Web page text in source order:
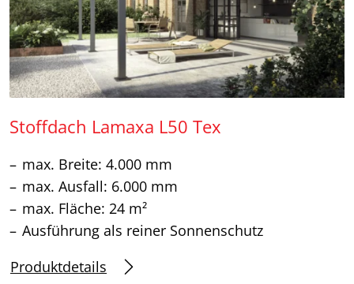
Stoffdach Lamaxa L50 Tex
max. Breite: 4.000 mm
max. Ausfall: 6.000 mm
max. Fläche: 24 m²
Ausführung als reiner Sonnenschutz
Produktdetails